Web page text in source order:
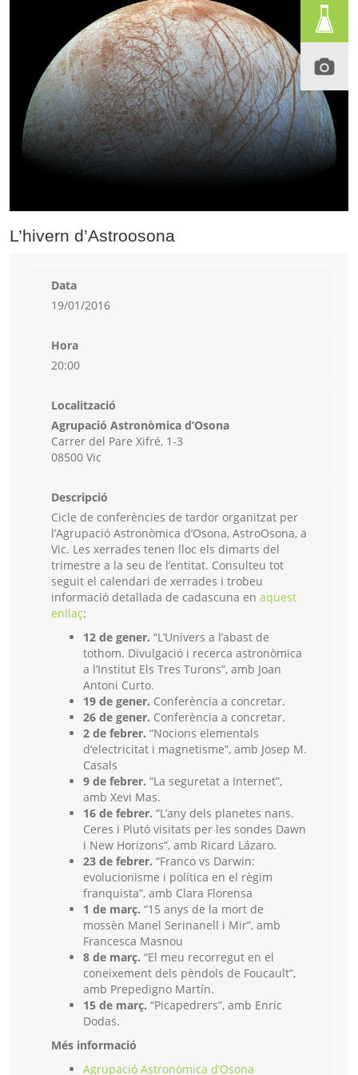
L’hivern d’Astroosona
Data
19/01/2016
Hora
20:00
Localització
Agrupació Astronòmica d’Osona
Carrer del Pare Xifré, 1-3
08500 Vic
Descripció
Cicle de conferències de tardor organitzat per
l’Agrupació Astronòmica d’Osona, AstroOsona, a
Vic. Les xerrades tenen lloc els dimarts del
trimestre a la seu de l’entitat. Consulteu tot
seguit el calendari de xerrades i trobeu
informació detallada de cadascuna en aquest
enllaç:
12 de gener. “L’Univers a l’abast de
tothom. Divulgació i recerca astronòmica
a l’Institut Els Tres Turons”, amb Joan
Antoni Curto.
19 de gener. Conferència a concretar.
26 de gener. Conferència a concretar.
2 de febrer. “Nocions elementals
d’electricitat i magnetisme”, amb Josep M.
Casals
9 de febrer. “La seguretat a Internet”,
amb Xevi Mas.
16 de febrer. “L’any dels planetes nans.
Ceres i Plutó visitats per les sondes Dawn
i New Horizons”, amb Ricard Lázaro.
23 de febrer. “Franco vs Darwin:
evolucionisme i política en el règim
franquista”, amb Clara Florensa
1 de març. “15 anys de la mort de
mossèn Manel Serinanell i Mir”, amb
Francesca Masnou
8 de març. “El meu recorregut en el
coneixement dels pèndols de Foucault”,
amb Prepedigno Martín.
15 de març. “Picapedrers”, amb Enric
Dodas.
Més informació
Agrupació Astronòmica d’Osona